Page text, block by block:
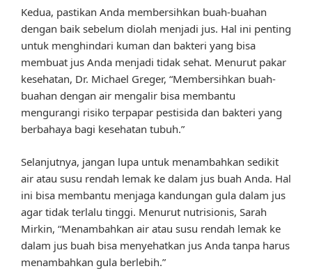
Kedua, pastikan Anda membersihkan buah-buahan
dengan baik sebelum diolah menjadi jus. Hal ini penting
untuk menghindari kuman dan bakteri yang bisa
membuat jus Anda menjadi tidak sehat. Menurut pakar
kesehatan, Dr. Michael Greger, “Membersihkan buah-
buahan dengan air mengalir bisa membantu
mengurangi risiko terpapar pestisida dan bakteri yang
berbahaya bagi kesehatan tubuh.”
Selanjutnya, jangan lupa untuk menambahkan sedikit
air atau susu rendah lemak ke dalam jus buah Anda. Hal
ini bisa membantu menjaga kandungan gula dalam jus
agar tidak terlalu tinggi. Menurut nutrisionis, Sarah
Mirkin, “Menambahkan air atau susu rendah lemak ke
dalam jus buah bisa menyehatkan jus Anda tanpa harus
menambahkan gula berlebih.”